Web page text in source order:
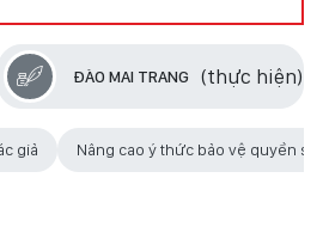
ĐÀO MAI TRANG (thực hiện)
giả Nâng cao ý thức bảo vệ quyền